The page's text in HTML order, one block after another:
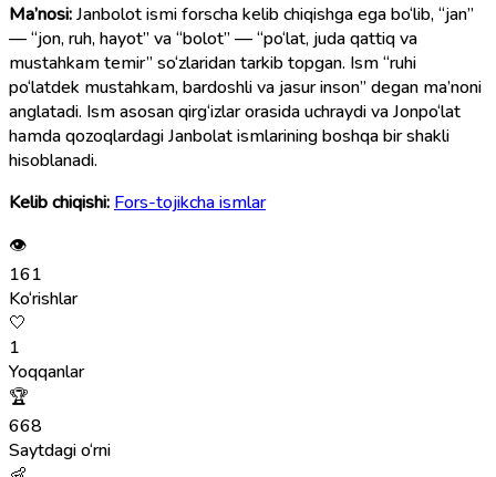
Ma’nosi:Janbolot ismi forscha kelib chiqishga ega bo‘lib, “jan”
— “jon, ruh, hayot” va “bolot” — “po‘lat, juda qattiq va
mustahkam temir” so‘zlaridan tarkib topgan. Ism “ruhi
po‘latdek mustahkam, bardoshli va jasur inson” degan ma’noni
anglatadi. Ism asosan qirg‘izlar orasida uchraydi va Jonpo‘lat
hamda qozoqlardagi Janbolat ismlarining boshqa bir shakli
hisoblanadi.
Kelib chiqishi: Fors-tojikcha ismlar
👁
161
Ko‘rishlar
🤍
1
Yoqqanlar
🏆
668
Saytdagi o‘rni